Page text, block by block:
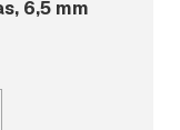
6,5 mm